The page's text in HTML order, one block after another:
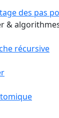
des pas
&
récursive